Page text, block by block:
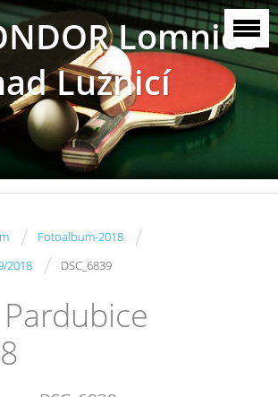
Lomnice
Lužnicí
/ Fotoalbum-2018 /
2018 / DSC_6839
Pardubice